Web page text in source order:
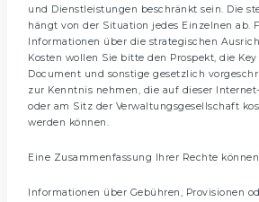
und Dienstleistungen beschränkt sein. Die
hängt von der Situation jedes Einzelnen ab.
Informationen über die strategischen
Kosten wollen Sie bitte den Prospekt, die
Document und sonstige gesetzlich
zur Kenntnis nehmen, die auf dieser
oder am Sitz der Verwaltungsgesellschaft
werden können.
Eine Zusammenfassung Ihrer Rechte
Informationen über Gebühren, Provisionen